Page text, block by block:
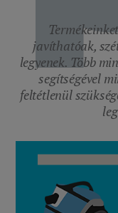
javíthatóak,
legyenek. Több
segítségével
feltétlenül